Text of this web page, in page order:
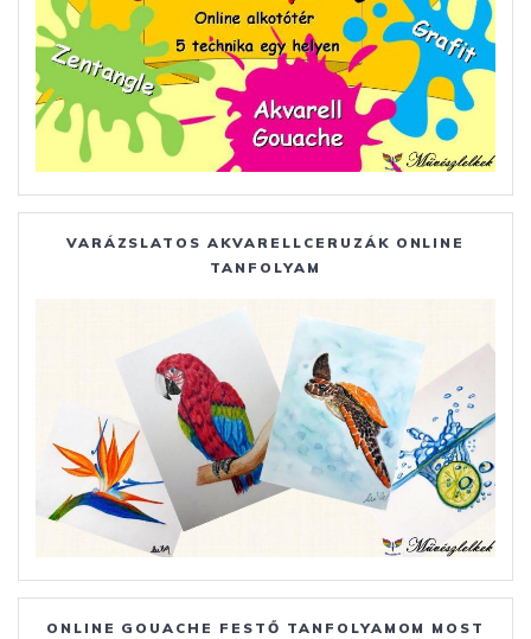
VARÁZSLATOS AKVARELLCERUZÁK ONLINE
TANFOLYAM
ONLINE GOUACHE FESTŐ TANFOLYAMOM MOST